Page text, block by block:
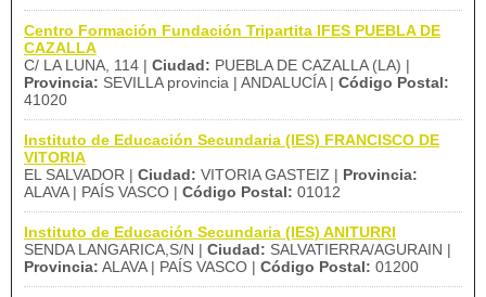
Centro Formación Fundación Tripartita IFES PUEBLA DE
CAZALLA
C/ LA LUNA, 114 | Ciudad: PUEBLA DE CAZALLA (LA) |
Provincia: SEVILLA provincia | ANDALUCÍA | Código Postal:
41020
Instituto de Educación Secundaria (IES) FRANCISCO DE
VITORIA
EL SALVADOR | Ciudad: VITORIA GASTEIZ | Provincia:
ALAVA | PAÍS VASCO | Código Postal: 01012
Instituto de Educación Secundaria (IES) ANITURRI
SENDA LANGARICA,S/N | Ciudad: SALVATIERRA/AGURAIN |
Provincia: ALAVA | PAÍS VASCO | Código Postal: 01200